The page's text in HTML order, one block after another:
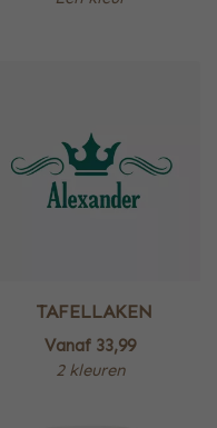
TAFELLAKEN
Vanaf 33,99
2 kleuren